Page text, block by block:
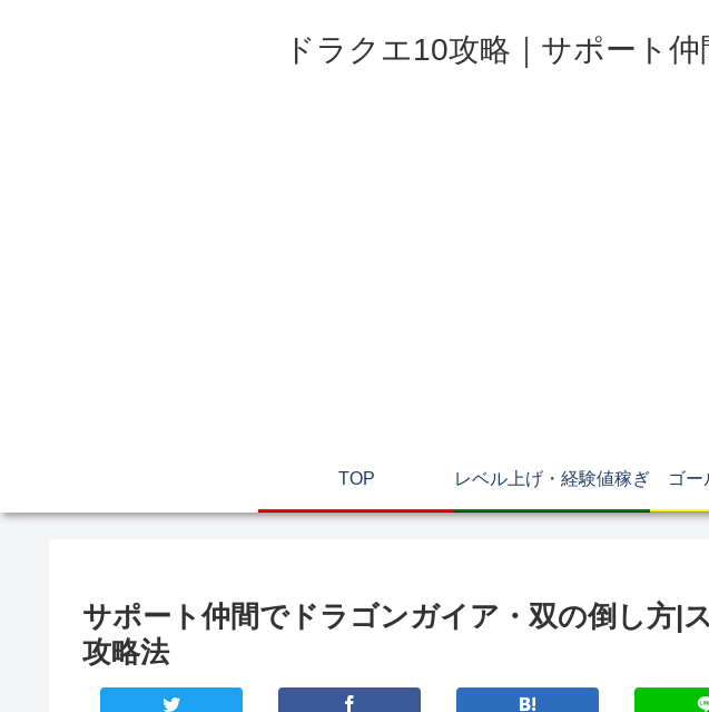
ドラクエ10攻略｜サポート
TOP レベル上げ・経験値稼ぎ ゴー
サポート仲間でドラゴンガイア・双の倒し方|
攻略法